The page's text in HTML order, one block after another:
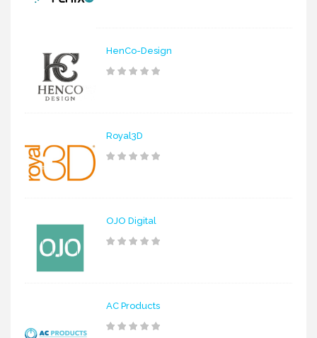
HenCo-Design
Royal3D
OJO Digital
AC Products